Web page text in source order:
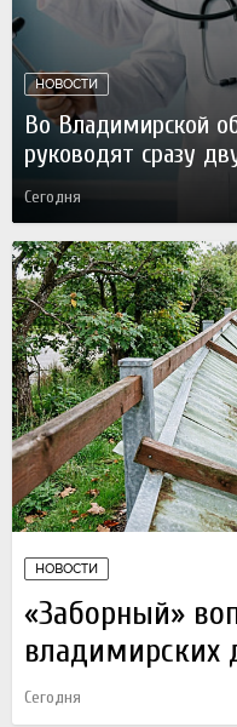
НОВОСТИ
Во Владимирской
руководят сразу
Сегодня
НОВОСТИ
«Заборный»
владимирских
Сегодня